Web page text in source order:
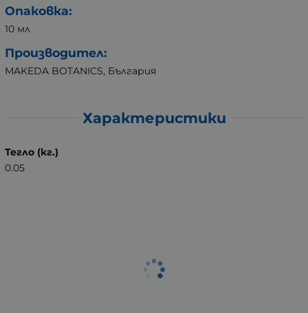
Опаковка:
10 мл
Производител:
MAKEDA BOTANICS, България
Характеристики
Тегло (кг.)
0.05